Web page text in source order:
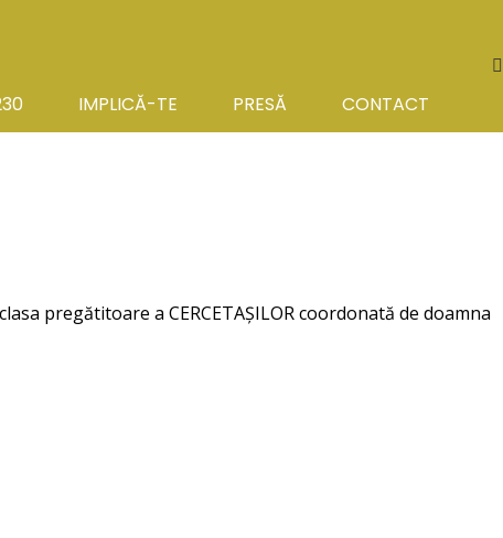
IMPLICĂ-TE PRESĂ CONTACT
pregătitoare a CERCETAȘILOR coordonată de doamna